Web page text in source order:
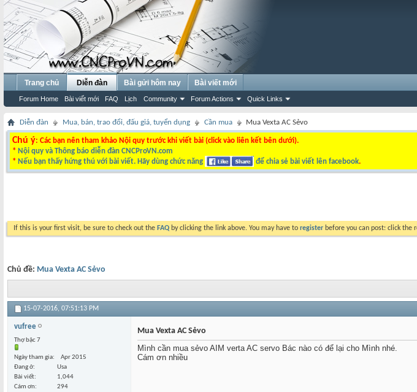
Trang chủ Diễn đàn
Forum Home Bài viết mới FAQ Lịch Community Forum Actions Quick Links
Bài gửi hôm nay Bài viết mới
Diễn đàn Mua, bán, trao đổi, đấu giá, tuyển dụng Cần mua Mua Vexta AC Sẻvo
Chú ý: Các bạn nên tham khảo Nội quy trước khi viết bài (click vào liên kết bên dưới).
* Nội quy và Thông báo diễn đàn CNCProVN.com
* Nếu bạn thấy hứng thú với bài viết. Hãy dùng chức năng để chia sẻ bài viết lên facebook.
If this is your first visit, be sure to check out the FAQ by clicking the link above. You may have to register before you can post: click
Chủ đề: Mua Vexta AC Sẻvo
15-07-2016, 07:51:13 PM
vufree
Thợ bậc 7
Ngày tham gia
Apr 2015
Đang ở
Usa
Bài viết
1,044
Cám ơn
294
Mua Vexta AC Sẻvo
Mình cần mua sẻvo AIM verta AC servo Bác nào có để lại cho Mình nhé.
Cám ơn nhiều